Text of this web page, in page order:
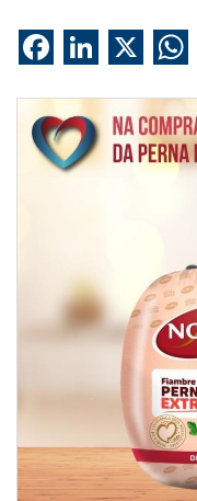
FacebookLinkedIn